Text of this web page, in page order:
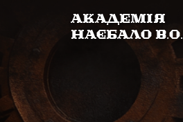
Академія
Наєбало В.О.